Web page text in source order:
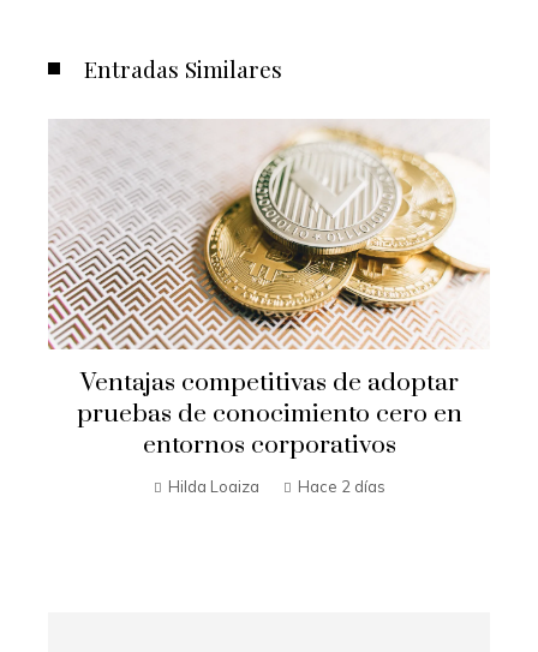
Entradas Similares
cero en
Alimentos ricos en vitamina C
potenciar la absorción de